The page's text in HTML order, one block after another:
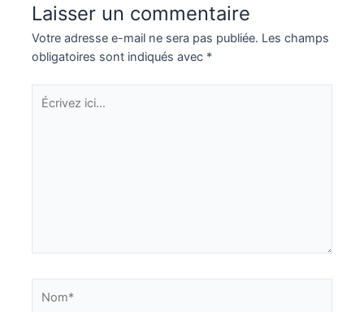
Laisser un commentaire
Votre adresse e-mail ne sera pas publiée. Les champs
obligatoires sont indiqués avec *
Écrivez
ici…